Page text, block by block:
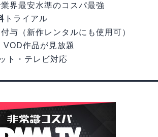
界最安水準のコスパ最強
トライアル
付与（新作レンタルにも使用可）
VOD作品が見放題
ト・テレビ対応